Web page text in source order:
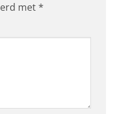
met *